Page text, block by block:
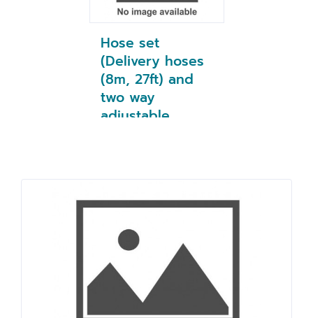
Hose set
(Delivery hoses
(8m, 27ft) and
two way
adjustable